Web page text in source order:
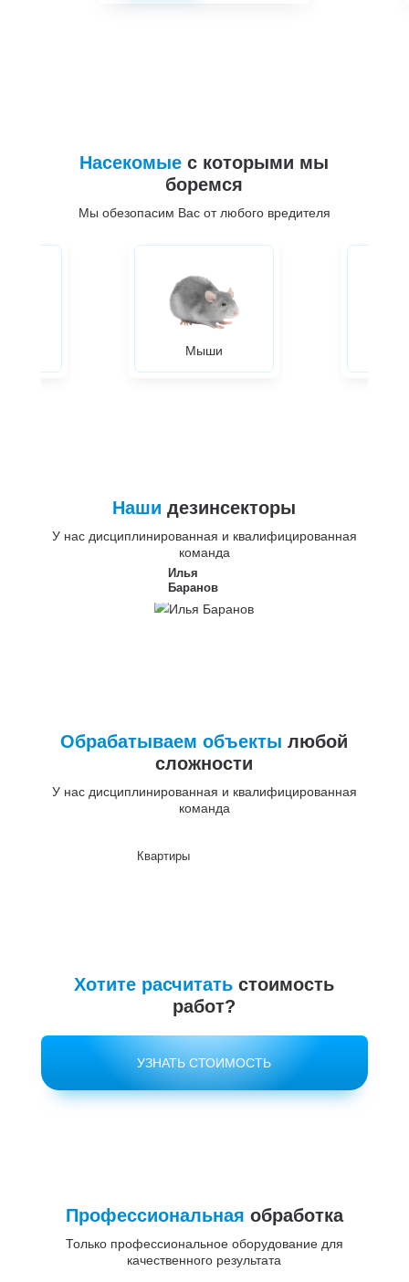
Насекомые с которыми мы
боремся
Мы обезопасим Вас от любого вредителя
Мыши
Наши дезинсекторы
У нас дисциплинированная и квалифицированная
команда
Илья
Баранов
Обрабатываем объекты любой
сложности
У нас дисциплинированная и квалифицированная
команда
Квартиры
Хотите расчитать стоимость
работ?
УЗНАТЬ СТОИМОСТЬ
Профессиональная обработка
Только профессиональное оборудование для
качественного результата